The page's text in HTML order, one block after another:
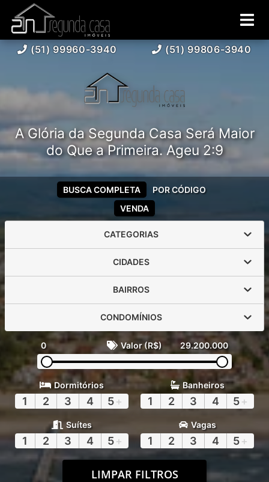
(51) 99960-3940 (51) 99806-3940
A Glória da Segunda Casa Será Maior
do Que a Primeira. Ageu 2:9
VENDA
BUSCA COMPLETA POR CÓDIGO
CATEGORIAS
CIDADES
BAIRROS
CONDOMÍNIOS
0 Valor (R$) 29.200.000
Dormitórios
1 2 3 4 5+
Banheiros
1 2 3 4 5+
Suítes
1 2 3 4 5+
Vagas
1 2 3 4 5+
LIMPAR FILTROS